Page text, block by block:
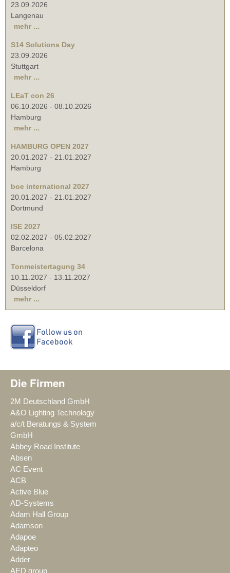
23.09.2026
Langenau
mehr ...
S14 Solutions Day
23.09.2026
Stuttgart
mehr ...
LEaT con 26
06.10.2026 - 08.10.2026
Hamburg
mehr ...
HAMBURG OPEN 2027
20.01.2027 - 21.01.2027
Hamburg
boe international 2027
20.01.2027 - 21.01.2027
Dortmund
ISE 2027
02.02.2027 - 05.02.2027
Barcelona
Tonmeistertagung 34
10.11.2027 - 13.11.2027
Düsseldorf
mehr ...
Die Firmen
2M Deutschland GmbH
A&O Lighting Technology
a/c/t Beratungs & System
GmbH
Abbey Road Institute
Absen
AC Event
ACB
Active Blue
AD-Systems
Adam Hall Group
Adamson
Adapoe
Adapteo
Adder
AED group